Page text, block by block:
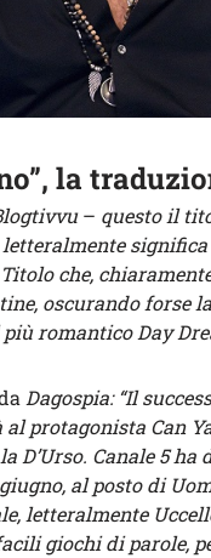
la
– questo il
che,
oscurando forse
romantico Day
Dagospia: “Il
protagonista Can
D’Urso. Canale 5
al posto di
letteralmente
giochi di parole,